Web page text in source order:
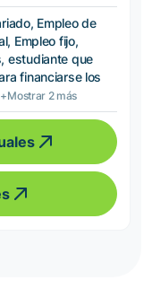
Empleo de
Empleo fijo,
estudiante que
financiarse los
+Mostrar 2 más